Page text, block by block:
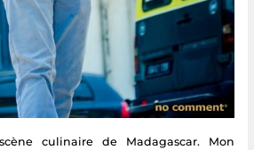
culinaire de Madagascar. Mon